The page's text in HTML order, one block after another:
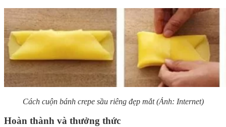
Cách cuộn bánh crepe sầu riêng đẹp mắt (Ảnh: Internet)
Hoàn thành và thưởng thức